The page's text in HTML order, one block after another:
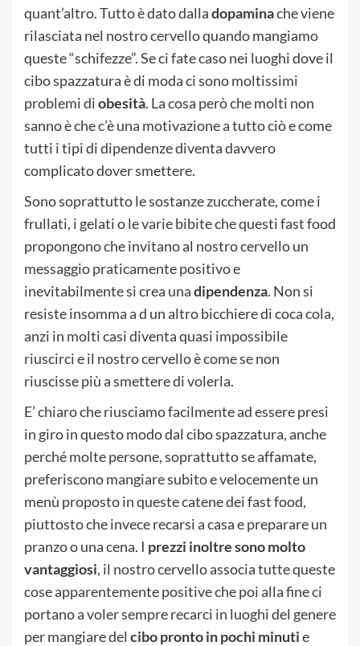
quant’altro. Tutto è dato dalladopaminache viene
rilasciata nel nostro cervello quando mangiamo
queste “schifezze”. Se ci fate caso nei luoghi dove il
cibo spazzatura è di moda ci sono moltissimi
problemi diobesità. La cosa però che molti non
sanno è che c’è una motivazione a tutto ciò e come
tutti i tipi di dipendenze diventa davvero
complicato dover smettere.
Sono soprattutto le sostanze zuccherate, come i
frullati, i gelati o le varie bibite che questi fast food
propongono che invitano al nostro cervello un
messaggio praticamente positivo e
inevitabilmente si crea unadipendenza. Non si
resiste insomma a d un altro bicchiere di coca cola,
anzi in molti casi diventa quasi impossibile
riuscirci e il nostro cervello è come se non
riuscisse più a smettere di volerla.
E’ chiaro che riusciamo facilmente ad essere presi
in giro in questo modo dal cibo spazzatura, anche
perché molte persone, soprattutto se affamate,
preferiscono mangiare subito e velocemente un
menù proposto in queste catene dei fast food,
piuttosto che invece recarsi a casa e preparare un
pranzo o una cena. I prezzi inoltre sono molto
vantaggiosi, il nostro cervello associa tutte queste
cose apparentemente positive che poi alla fine ci
portano a voler sempre recarci in luoghi del genere
per mangiare del cibo pronto in pochi minutie